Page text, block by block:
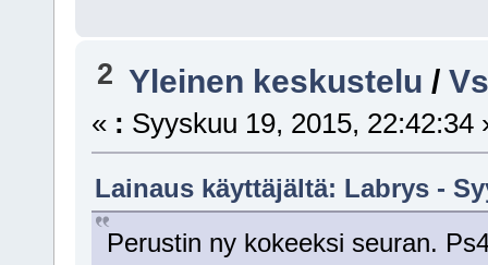
2 Yleinen keskustelu /
« : Syyskuu 19, 2015, 22:42:34
Lainaus käyttäjältä: Labrys -
Perustin ny kokeeksi seuran.